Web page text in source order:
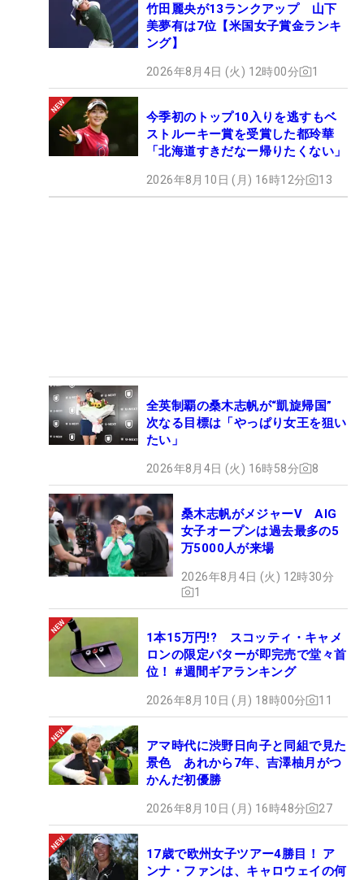
竹田麗央が13ランクアップ 山下
美夢有は7位【米国女子賞金ランキ
ング】
2026年8月4日 (火) 12時00分 1
今季初のトップ10入りを逃すもベ
ストルーキー賞を受賞した都玲華
「北海道すきだなー帰りたくない」
2026年8月10日 (月) 16時12分 13
全英制覇の桑木志帆が“凱旋帰国”
次なる目標は「やっぱり女王を狙い
たい」
2026年8月4日 (火) 16時58分 8
桑木志帆がメジャーV AIG
女子オープンは過去最多の5
万5000人が来場
2026年8月4日 (火) 12時30分
1
1本15万円!? スコッティ・キャメ
ロンの限定パターが即完売で堂々首
位！ #週間ギアランキング
2026年8月10日 (月) 18時00分 11
アマ時代に渋野日向子と同組で見た
景色 あれから7年、吉澤柚月がつ
かんだ初優勝
2026年8月10日 (月) 16時48分 27
17歳で欧州女子ツアー4勝目！ ア
ンナ・ファンは、キャロウェイの何